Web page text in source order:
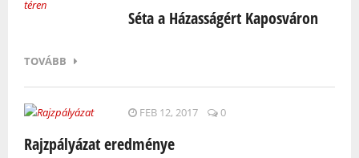
Séta a Házasságért Kaposváron
TOVÁBB
FEB 12, 2017 0
Rajzpályázat eredménye